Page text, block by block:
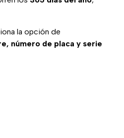
la opción de
número de placa y serie